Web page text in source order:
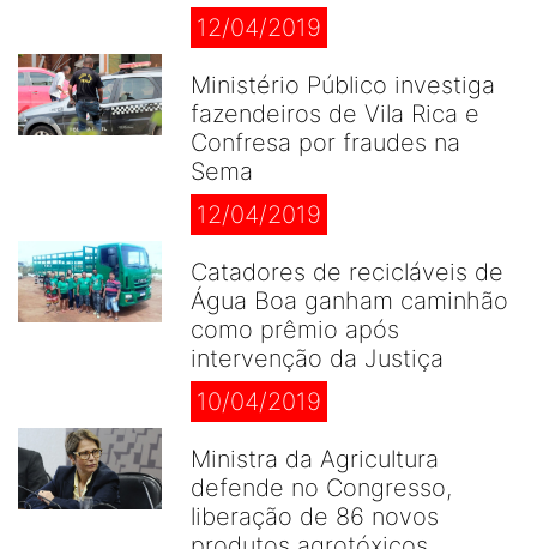
12/04/2019
Ministério Público investiga
fazendeiros de Vila Rica e
Confresa por fraudes na
Sema
12/04/2019
Catadores de recicláveis de
Água Boa ganham caminhão
como prêmio após
intervenção da Justiça
10/04/2019
Ministra da Agricultura
defende no Congresso,
liberação de 86 novos